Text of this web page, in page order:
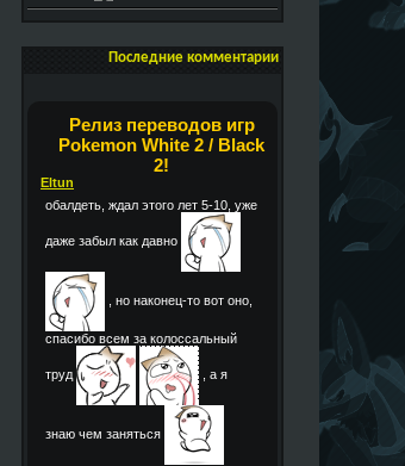
Последние комментарии
Релиз переводов игр
Pokemon White 2 / Black
2!
Eltun
обалдеть, ждал этого лет 5-10, уже
даже забыл как давно
, но наконец-то вот оно,
спасибо всем за колоссальный
труд , а я
знаю чем заняться